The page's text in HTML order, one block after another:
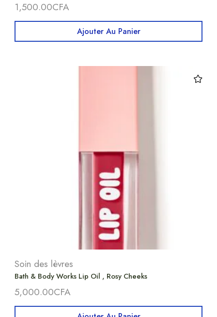
1,500.00CFA
Ajouter Au Panier
Soin des lèvres
Bath & Body Works Lip Oil , Rosy Cheeks
5,000.00CFA